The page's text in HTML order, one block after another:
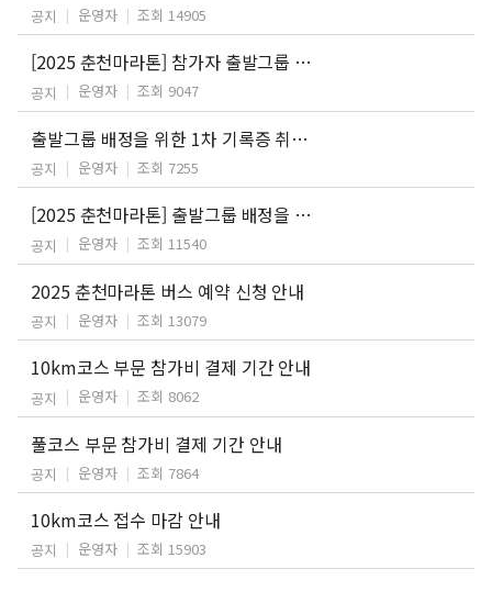
공지 운영자 조회 14905
[2025 춘천마라톤] 참가자 출발그룹 배정 안내 및 2차 기록증 제출 안내
공지 운영자 조회 9047
출발그룹 배정을 위한 1차 기록증 취합 마감 안내
공지 운영자 조회 7255
[2025 춘천마라톤] 출발그룹 배정을 위한 기록증 제출 안내
공지 운영자 조회 11540
2025 춘천마라톤 버스 예약 신청 안내
공지 운영자 조회 13079
10km코스 부문 참가비 결제 기간 안내
공지 운영자 조회 8062
풀코스 부문 참가비 결제 기간 안내
공지 운영자 조회 7864
10km코스 접수 마감 안내
공지 운영자 조회 15903